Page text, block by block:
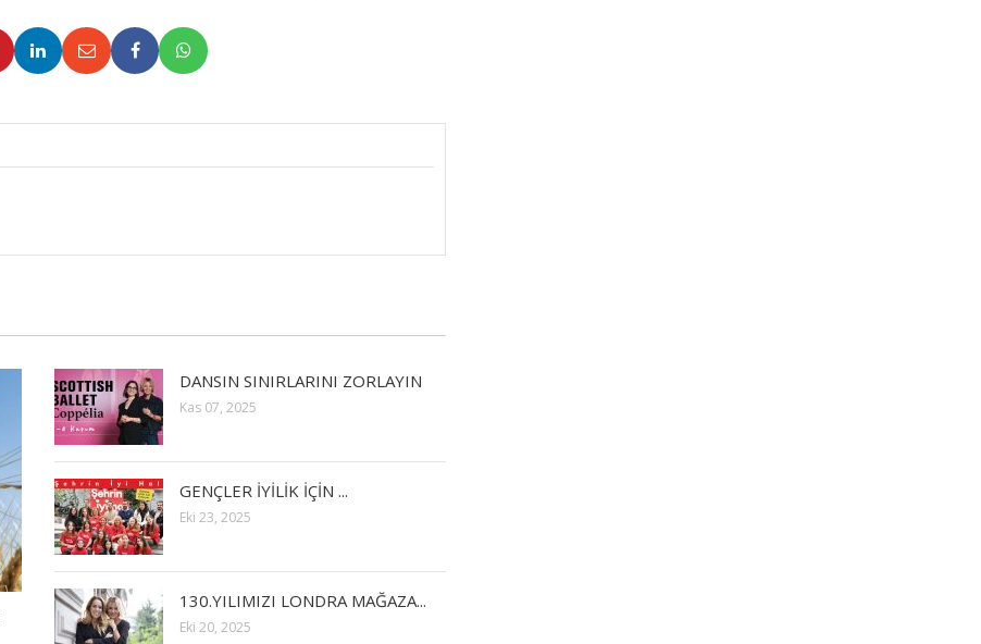
DANSIN SINIRLARINI ZORLAYIN
Kas 07, 2025
GENÇLER İYİLİK İÇİN ...
Eki 23, 2025
130.YILIMIZI LONDRA MAĞAZA...
Eki 20, 2025